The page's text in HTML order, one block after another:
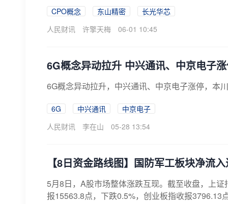
CPO概念 东山精密
长光华芯
人民财讯
许擎天梅 06-01 10:45
6G概念异动拉升 中兴通讯、中京电子
6G概念异动拉升，中兴通讯、中京电子涨停，本
6G 中兴通讯
中京电子
人民财讯
李在山 05-28 13:54
【8日资金路线图】国防军工板块净流
5月8日，A股市场整体涨跌互现。截至收盘，上
报15563.8点，下跌0.5%，创业板指收报3796.13